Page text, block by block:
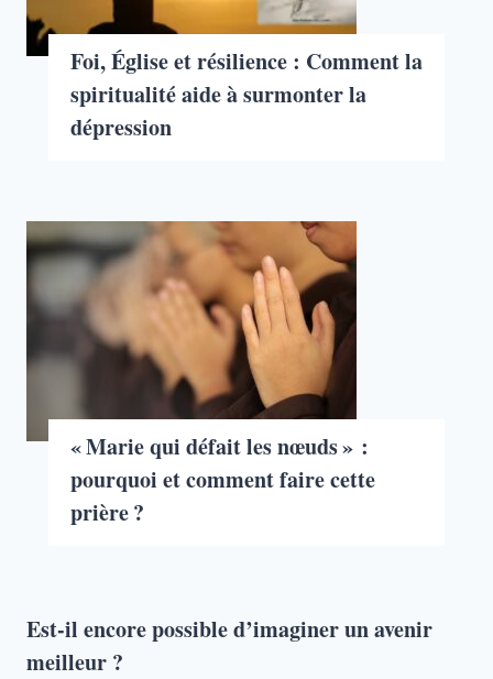
Foi, Église et résilience : Comment la
spiritualité aide à surmonter la
dépression
« Marie qui défait les nœuds » :
pourquoi et comment faire cette
prière ?
Est-il encore possible d’imaginer un avenir
meilleur ?